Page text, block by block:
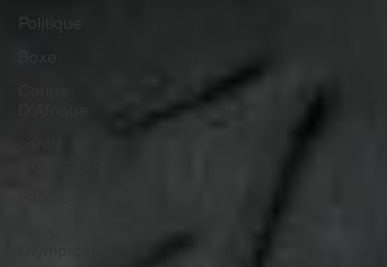
Politique